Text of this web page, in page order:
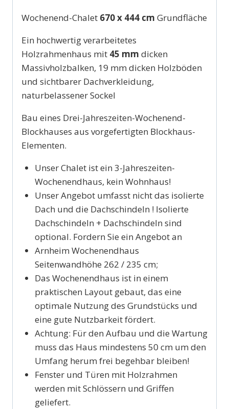
Wochenend-Chalet 670 x 444 cm Grundfläche
Ein hochwertig verarbeitetes
Holzrahmenhaus mit 45 mm dicken
Massivholzbalken, 19 mm dicken Holzböden
und sichtbarer Dachverkleidung,
naturbelassener Sockel
Bau eines Drei-Jahreszeiten-Wochenend-
Blockhauses aus vorgefertigten Blockhaus-
Elementen.
Unser Chalet ist ein 3-Jahreszeiten-
Wochenendhaus, kein Wohnhaus!
Unser Angebot umfasst nicht das isolierte
Dach und die Dachschindeln ! Isolierte
Dachschindeln + Dachschindeln sind
optional. Fordern Sie ein Angebot an
Arnheim Wochenendhaus
Seitenwandhöhe 262 / 235 cm;
Das Wochenendhaus ist in einem
praktischen Layout gebaut, das eine
optimale Nutzung des Grundstücks und
eine gute Nutzbarkeit fördert.
Achtung: Für den Aufbau und die Wartung
muss das Haus mindestens 50 cm um den
Umfang herum frei begehbar bleiben!
Fenster und Türen mit Holzrahmen
werden mit Schlössern und Griffen
geliefert.